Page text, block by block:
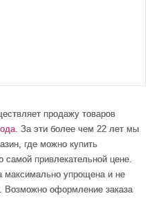
продажу товаров
. За эти более чем 22 лет мы
где можно купить
самой привлекательной цене.
максимально упрощена и не
Возможно оформление заказа